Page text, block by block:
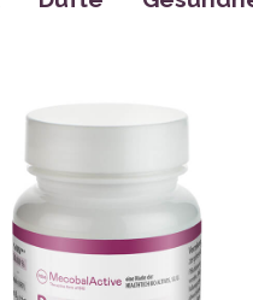
Hydrolate
Maharishi
Cosmoveda
Rocky
Bücher